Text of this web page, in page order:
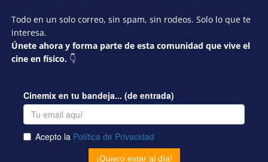
Todo en un solo correo, sin spam, sin rodeos. Solo lo que te
interesa.
Únete ahora y forma parte de esta comunidad que vive el
cine en físico. 👇